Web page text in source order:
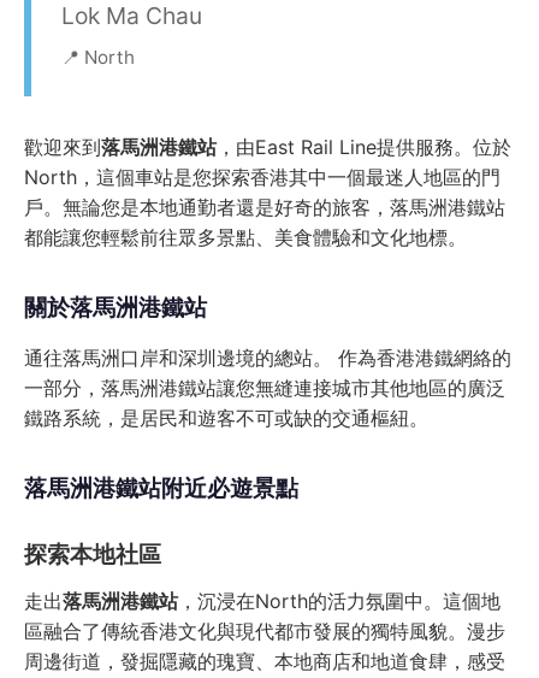
Lok Ma Chau
📍 North
歡迎來到落馬洲港鐵站，由East Rail Line提供服務。位於
North，這個車站是您探索香港其中一個最迷人地區的門
戶。無論您是本地通勤者還是好奇的旅客，落馬洲港鐵站
都能讓您輕鬆前往眾多景點、美食體驗和文化地標。
關於落馬洲港鐵站
通往落馬洲口岸和深圳邊境的總站。 作為香港港鐵網絡的
一部分，落馬洲港鐵站讓您無縫連接城市其他地區的廣泛
鐵路系統，是居民和遊客不可或缺的交通樞紐。
落馬洲港鐵站附近必遊景點
探索本地社區
走出落馬洲港鐵站，沉浸在North的活力氛圍中。這個地
區融合了傳統香港文化與現代都市發展的獨特風貌。漫步
周邊街道，發掘隱藏的瑰寶、本地商店和地道食肆，感受